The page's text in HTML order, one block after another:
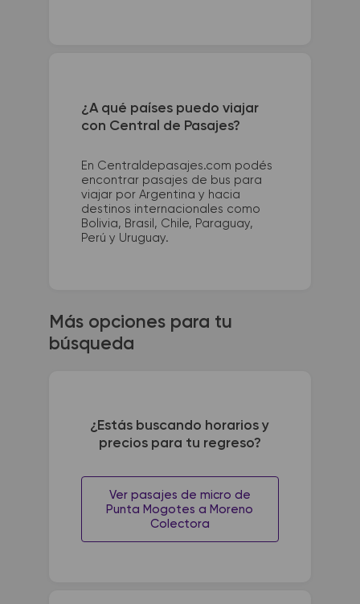
¿A qué países puedo viajar
con Central de Pasajes?
En Centraldepasajes.com podés
encontrar pasajes de bus para
viajar por Argentina y hacia
destinos internacionales como
Bolivia, Brasil, Chile, Paraguay,
Perú y Uruguay.
Más opciones para tu
búsqueda
¿Estás buscando horarios y
precios para tu regreso?
Ver pasajes de micro de
Punta Mogotes a Moreno
Colectora